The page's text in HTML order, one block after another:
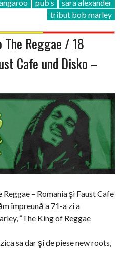
pub s
sara alexander
tribut bob marley
Reggae / 18
Cafe und Disko –
– Romania şi Faust Cafe
împreună a 71-a zi a
”The King of Reggae
sa dar şi de piese new roots,